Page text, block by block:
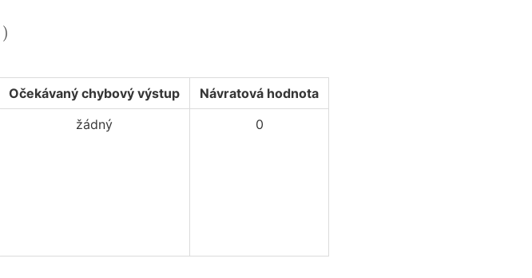
)
Očekávaný chybový výstup Návratová hodnota
žádný 0